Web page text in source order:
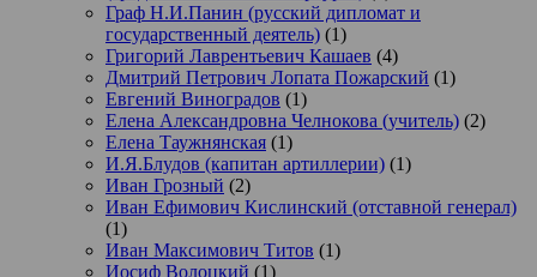
Граф Н.И.Панин (русский дипломат и
государственный деятель) (1)
Григорий Лаврентьевич Кашаев (4)
Дмитрий Петрович Лопата Пожарский (1)
Евгений Виноградов (1)
Елена Александровна Челнокова (учитель) (2)
Елена Таужнянская (1)
И.Я.Блудов (капитан артиллерии) (1)
Иван Грозный (2)
Иван Ефимович Кислинский (отставной генерал)
(1)
Иван Максимович Титов (1)
Иосиф Волоцкий (1)